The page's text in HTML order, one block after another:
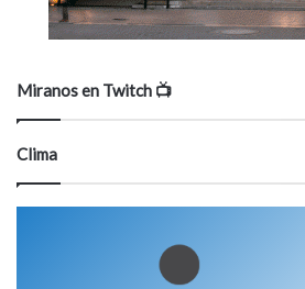
Miranos en Twitch 📺
Clima